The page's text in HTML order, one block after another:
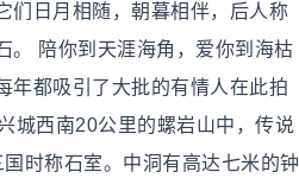
们日月相随，朝暮相伴，后人称
。 陪你到天涯海角，爱你到海枯
年都吸引了大批的有情人在此拍
城西南20公里的螺岩山中，传说
时称石室。中洞有高达七米的钟